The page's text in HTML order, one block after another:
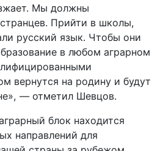
Мы должны
Прийти в школы,
русский язык. Чтобы они
в любом аграрном
вернутся на родину и будут
— отметил Шевцов.
блок находится
направлений для